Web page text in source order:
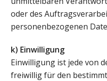
oder des
personenbezogenen
k) Einwilligung
Einwilligung ist jede von
freiwillig für den